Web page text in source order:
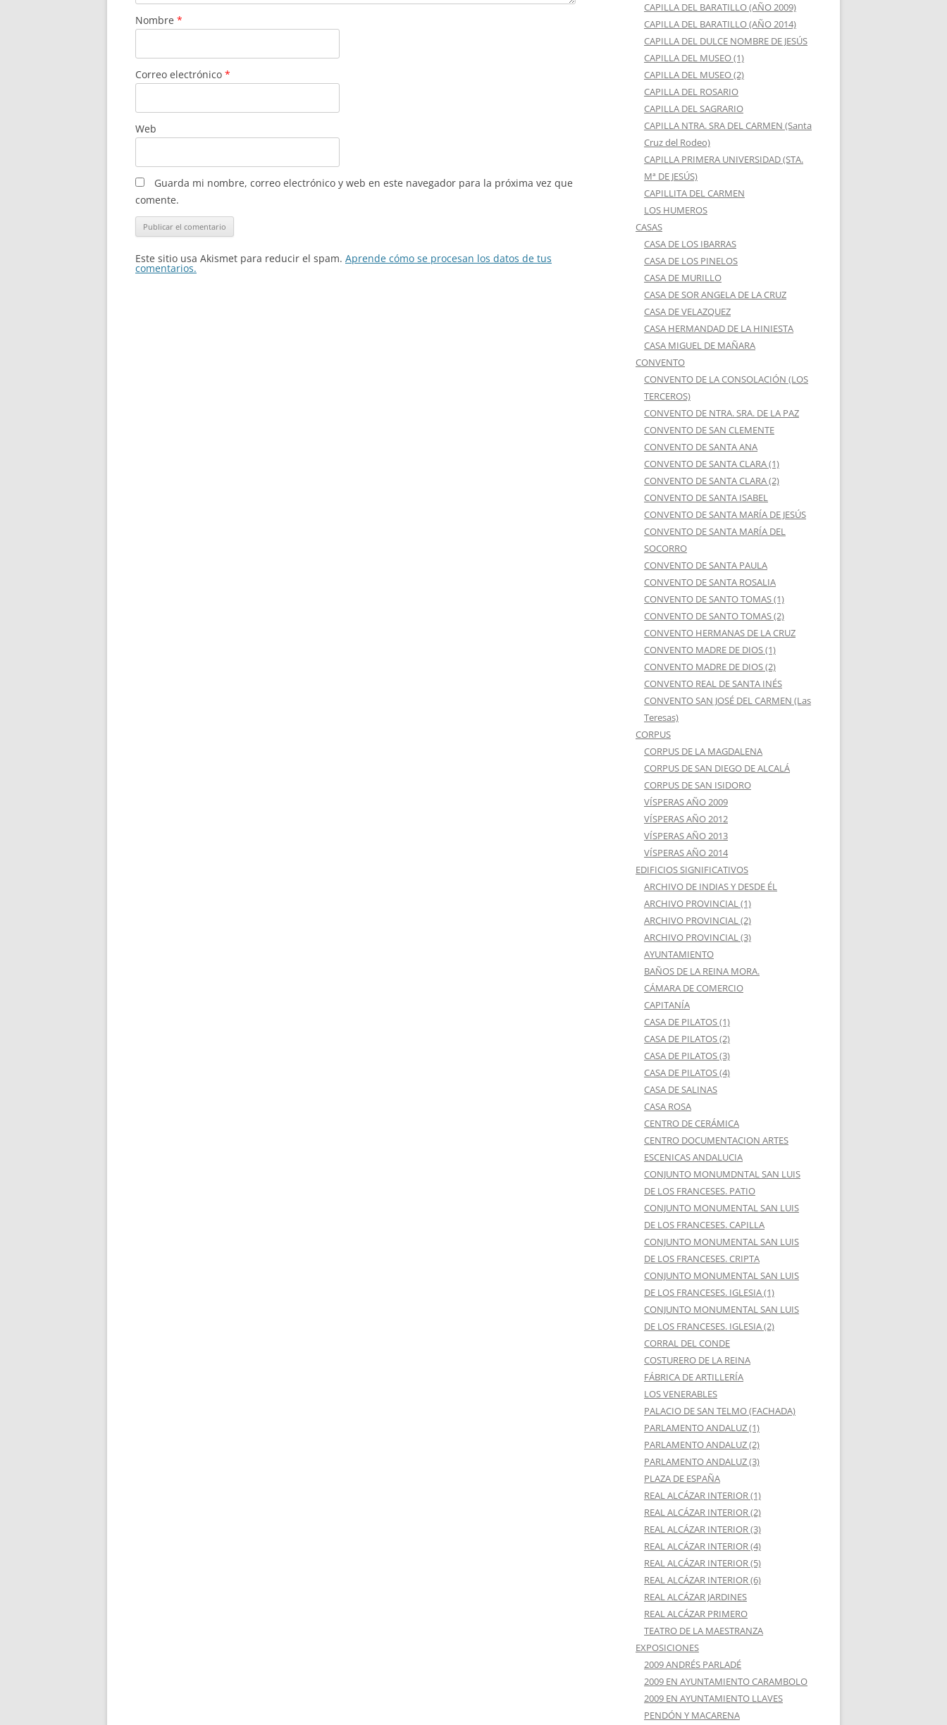
Nombre *
Correo electrónico *
Web
Guarda mi nombre, correo electrónico y web en este navegador para la próxima vez que
comente.
Este sitio usa Akismet para reducir el spam. Aprende cómo se procesan los datos de tus
comentarios.
CAPILLA DEL BARATILLO (AÑO 2009)
CAPILLA DEL BARATILLO (AÑO 2014)
CAPILLA DEL DULCE NOMBRE DE JESÚS
CAPILLA DEL MUSEO (1)
CAPILLA DEL MUSEO (2)
CAPILLA DEL ROSARIO
CAPILLA DEL SAGRARIO
CAPILLA NTRA. SRA DEL CARMEN (Santa
Cruz del Rodeo)
CAPILLA PRIMERA UNIVERSIDAD (STA.
Mª DE JESÚS)
CAPILLITA DEL CARMEN
LOS HUMEROS
CASAS
CASA DE LOS IBARRAS
CASA DE LOS PINELOS
CASA DE MURILLO
CASA DE SOR ANGELA DE LA CRUZ
CASA DE VELAZQUEZ
CASA HERMANDAD DE LA HINIESTA
CASA MIGUEL DE MAÑARA
CONVENTO
CONVENTO DE LA CONSOLACIÓN (LOS
TERCEROS)
CONVENTO DE NTRA. SRA. DE LA PAZ
CONVENTO DE SAN CLEMENTE
CONVENTO DE SANTA ANA
CONVENTO DE SANTA CLARA (1)
CONVENTO DE SANTA CLARA (2)
CONVENTO DE SANTA ISABEL
CONVENTO DE SANTA MARÍA DE JESÚS
CONVENTO DE SANTA MARÍA DEL
SOCORRO
CONVENTO DE SANTA PAULA
CONVENTO DE SANTA ROSALIA
CONVENTO DE SANTO TOMAS (1)
CONVENTO DE SANTO TOMAS (2)
CONVENTO HERMANAS DE LA CRUZ
CONVENTO MADRE DE DIOS (1)
CONVENTO MADRE DE DIOS (2)
CONVENTO REAL DE SANTA INÉS
CONVENTO SAN JOSÉ DEL CARMEN (Las
Teresas)
CORPUS
CORPUS DE LA MAGDALENA
CORPUS DE SAN DIEGO DE ALCALÁ
CORPUS DE SAN ISIDORO
VÍSPERAS AÑO 2009
VÍSPERAS AÑO 2012
VÍSPERAS AÑO 2013
VÍSPERAS AÑO 2014
EDIFICIOS SIGNIFICATIVOS
ARCHIVO DE INDIAS Y DESDE ÉL
ARCHIVO PROVINCIAL (1)
ARCHIVO PROVINCIAL (2)
ARCHIVO PROVINCIAL (3)
AYUNTAMIENTO
BAÑOS DE LA REINA MORA.
CÁMARA DE COMERCIO
CAPITANÍA
CASA DE PILATOS (1)
CASA DE PILATOS (2)
CASA DE PILATOS (3)
CASA DE PILATOS (4)
CASA DE SALINAS
CASA ROSA
CENTRO DE CERÁMICA
CENTRO DOCUMENTACION ARTES
ESCENICAS ANDALUCIA
CONJUNTO MONUMDNTAL SAN LUIS
DE LOS FRANCESES. PATIO
CONJUNTO MONUMENTAL SAN LUIS
DE LOS FRANCESES. CAPILLA
CONJUNTO MONUMENTAL SAN LUIS
DE LOS FRANCESES. CRIPTA
CONJUNTO MONUMENTAL SAN LUIS
DE LOS FRANCESES. IGLESIA (1)
CONJUNTO MONUMENTAL SAN LUIS
DE LOS FRANCESES. IGLESIA (2)
CORRAL DEL CONDE
COSTURERO DE LA REINA
FÁBRICA DE ARTILLERÍA
LOS VENERABLES
PALACIO DE SAN TELMO (FACHADA)
PARLAMENTO ANDALUZ (1)
PARLAMENTO ANDALUZ (2)
PARLAMENTO ANDALUZ (3)
PLAZA DE ESPAÑA
REAL ALCÁZAR INTERIOR (1)
REAL ALCÁZAR INTERIOR (2)
REAL ALCÁZAR INTERIOR (3)
REAL ALCÁZAR INTERIOR (4)
REAL ALCÁZAR INTERIOR (5)
REAL ALCÁZAR INTERIOR (6)
REAL ALCÁZAR JARDINES
REAL ALCÁZAR PRIMERO
TEATRO DE LA MAESTRANZA
EXPOSICIONES
2009 ANDRÉS PARLADÉ
2009 EN AYUNTAMIENTO CARAMBOLO
2009 EN AYUNTAMIENTO LLAVES
PENDÓN Y MACARENA